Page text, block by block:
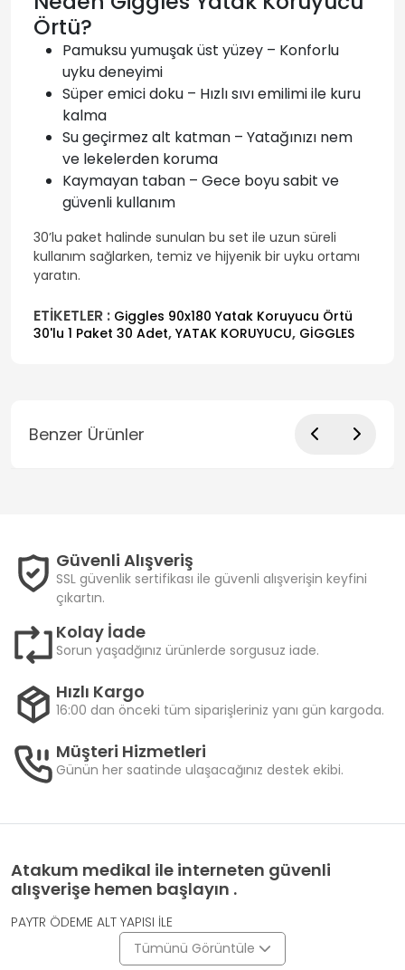
Örtü?
Pamuksu yumuşak üst yüzey – Konforlu
uyku deneyimi
Süper emici doku – Hızlı sıvı emilimi ile kuru
kalma
Su geçirmez alt katman – Yatağınızı nem
ve lekelerden koruma
Kaymayan taban – Gece boyu sabit ve
güvenli kullanım
30’lu paket halinde sunulan bu set ile uzun süreli
kullanım sağlarken, temiz ve hijyenik bir uyku ortamı
yaratın.
ETİKETLER : Giggles 90x180 Yatak Koruyucu Örtü
30'lu 1 Paket 30 Adet, YATAK KORUYUCU, GİGGLES
Benzer Ürünler
Güvenli Alışveriş
SSL güvenlik sertifikası ile güvenli alışverişin keyfini
çıkartın.
Kolay İade
Sorun yaşadğınız ürünlerde sorgusuz iade.
Hızlı Kargo
16:00 dan önceki tüm siparişleriniz yanı gün kargoda.
Müşteri Hizmetleri
Günün her saatinde ulaşacağınız destek ekibi.
Atakum medikal ile interneten güvenli
alışverişe hemen başlayın .
PAYTR ÖDEME ALT YAPISI İLE
Tümünü Görüntüle